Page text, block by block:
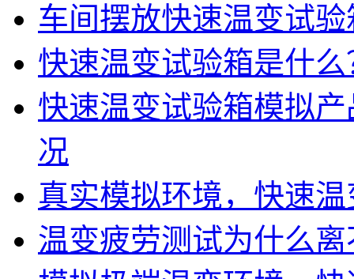
车间摆放快速温变试
快速温变试验箱是什
快速温变试验箱模拟
况
真实模拟环境，快速
温变疲劳测试为什么